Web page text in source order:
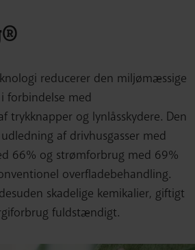
reducerer den miljømæssige
forbindelse med
trykknapper og lynlåsskydere. Den
af drivhusgasser med
66% og strømforbrug med 69%
overfladebehandling.
skadelige kemikalier, giftigt
fuldstændigt.